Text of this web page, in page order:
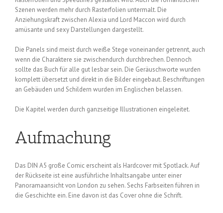
Szenen werden mehr durch Rasterfolien untermalt. Die
Anziehungskraft zwischen Alexia und Lord Maccon wird durch
amüsante und sexy Darstellungen dargestellt.
Die Panels sind meist durch weiße Stege voneinander getrennt, auch
wenn die Charaktere sie zwischendurch durchbrechen. Dennoch
sollte das Buch für alle gut lesbar sein. Die Geräuschworte wurden
komplett übersetzt und direkt in die Bilder eingebaut. Beschriftungen
an Gebäuden und Schildern wurden im Englischen belassen.
Die Kapitel werden durch ganzseitige Illustrationen eingeleitet.
Aufmachung
Das DIN A5 große Comic erscheint als Hardcover mit Spotlack. Auf
der Rückseite ist eine ausführliche Inhaltsangabe unter einer
Panoramaansicht von London zu sehen. Sechs Farbseiten führen in
die Geschichte ein. Eine davon ist das Cover ohne die Schrift.